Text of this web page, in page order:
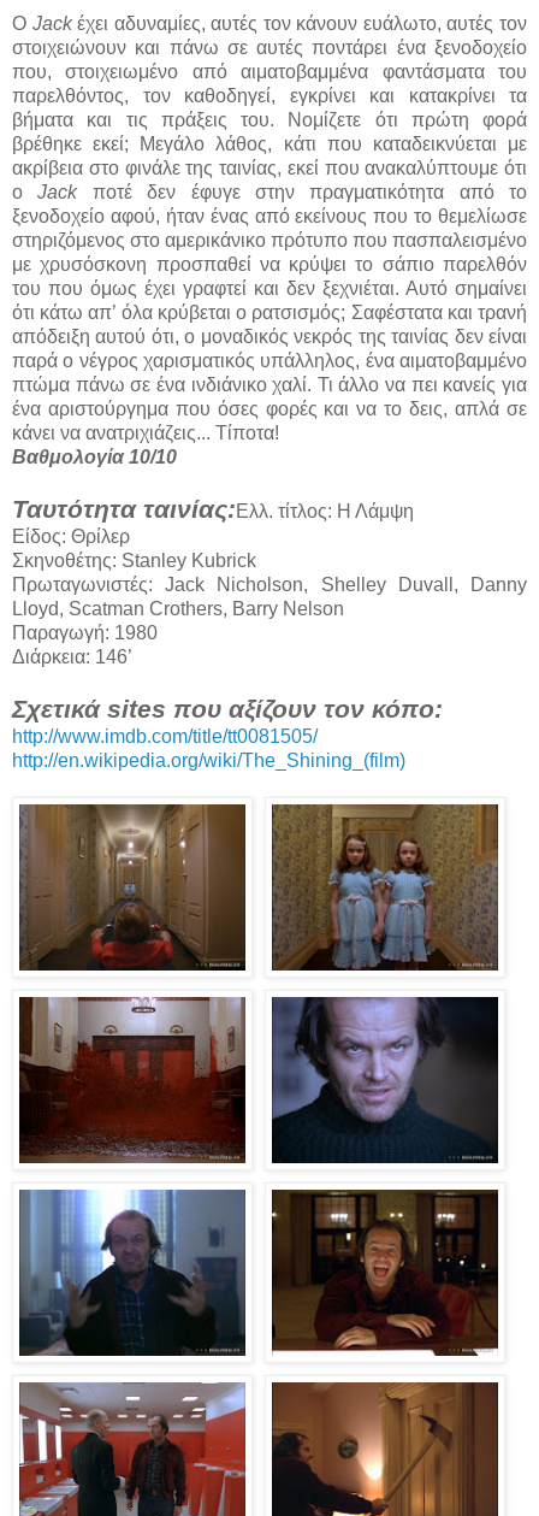
Ο Jackέχει αδυναμίες, αυτές τον κάνουν ευάλωτο, αυτές τον
στοιχειώνουν και πάνω σε αυτές ποντάρει ένα ξενοδοχείο
που, στοιχειωμένο από αιματοβαμμένα φαντάσματα του
παρελθόντος, τον καθοδηγεί, εγκρίνει και κατακρίνει τα
βήματα και τις πράξεις του. Νομίζετε ότι πρώτη φορά
βρέθηκε εκεί; Μεγάλο λάθος, κάτι που καταδεικνύεται με
ακρίβεια στο φινάλε της ταινίας, εκεί που ανακαλύπτουμε ότι
ο Jackποτέ δεν έφυγε στην πραγματικότητα από το
ξενοδοχείο αφού, ήταν ένας από εκείνους που το θεμελίωσε
στηριζόμενος στο αμερικάνικο πρότυπο που πασπαλεισμένο
με χρυσόσκονη προσπαθεί να κρύψει το σάπιο παρελθόν
του που όμως έχει γραφτεί και δεν ξεχνιέται. Αυτό σημαίνει
ότι κάτω απ’ όλα κρύβεται ο ρατσισμός; Σαφέστατα και τρανή
απόδειξη αυτού ότι, ο μοναδικός νεκρός της ταινίας δεν είναι
παρά ο νέγρος χαρισματικός υπάλληλος, ένα αιματοβαμμένο
πτώμα πάνω σε ένα ινδιάνικο χαλί. Τι άλλο να πει κανείς για
ένα αριστούργημα που όσες φορές και να το δεις, απλά σε
κάνει να ανατριχιάζεις... Τίποτα!
Βαθμολογία 10/10
Ταυτότητα ταινίας:Ελλ. τίτλος: Η Λάμψη
Είδος: Θρίλερ
Σκηνοθέτης: Stanley Kubrick
Πρωταγωνιστές: Jack Nicholson, Shelley Duvall, Danny
Lloyd, Scatman Crothers, Barry Nelson
Παραγωγή: 1980
Διάρκεια: 146’
Σχετικά sites που αξίζουν τον κόπο:
http://www.imdb.com/title/tt0081505/
http://en.wikipedia.org/wiki/The_Shining_(film)